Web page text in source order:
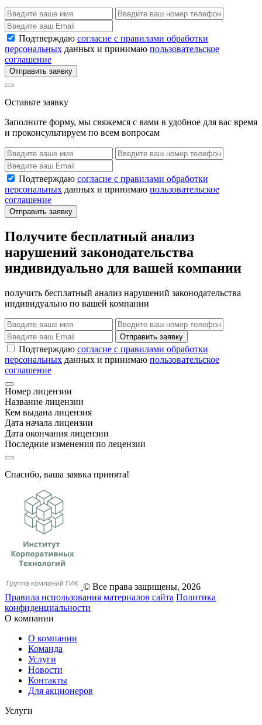
Подтверждаю согласие с правилами обработки
персональных данных и принимаю пользовательское
соглашение
Отправить заявку
Оставьте заявку
Заполните форму, мы свяжемся с вами в удобное для вас время
и проконсультируем по всем вопросам
Подтверждаю согласие с правилами обработки
персональных данных и принимаю пользовательское
соглашение
Отправить заявку
Получите бесплатный анализ
нарушений законодательства
индивидуально для вашей компании
получить бесплатный анализ нарушений законодательства
индивидуально по вашей компании
Отправить заявку
Подтверждаю согласие с правилами обработки
персональных данных и принимаю пользовательское
соглашение
Номер лицензии
Название лицензии
Кем выдана лицензия
Дата начала лицензии
Дата окончания лицензии
Последние изменения по лецензии
Спасибо, ваша заявка принята!
© Все права защищены, 2026
Правила использования материалов сайта Политика
конфиденциальности
О компании
О компании
Команда
Услуги
Новости
Контакты
Для акционеров
Услуги